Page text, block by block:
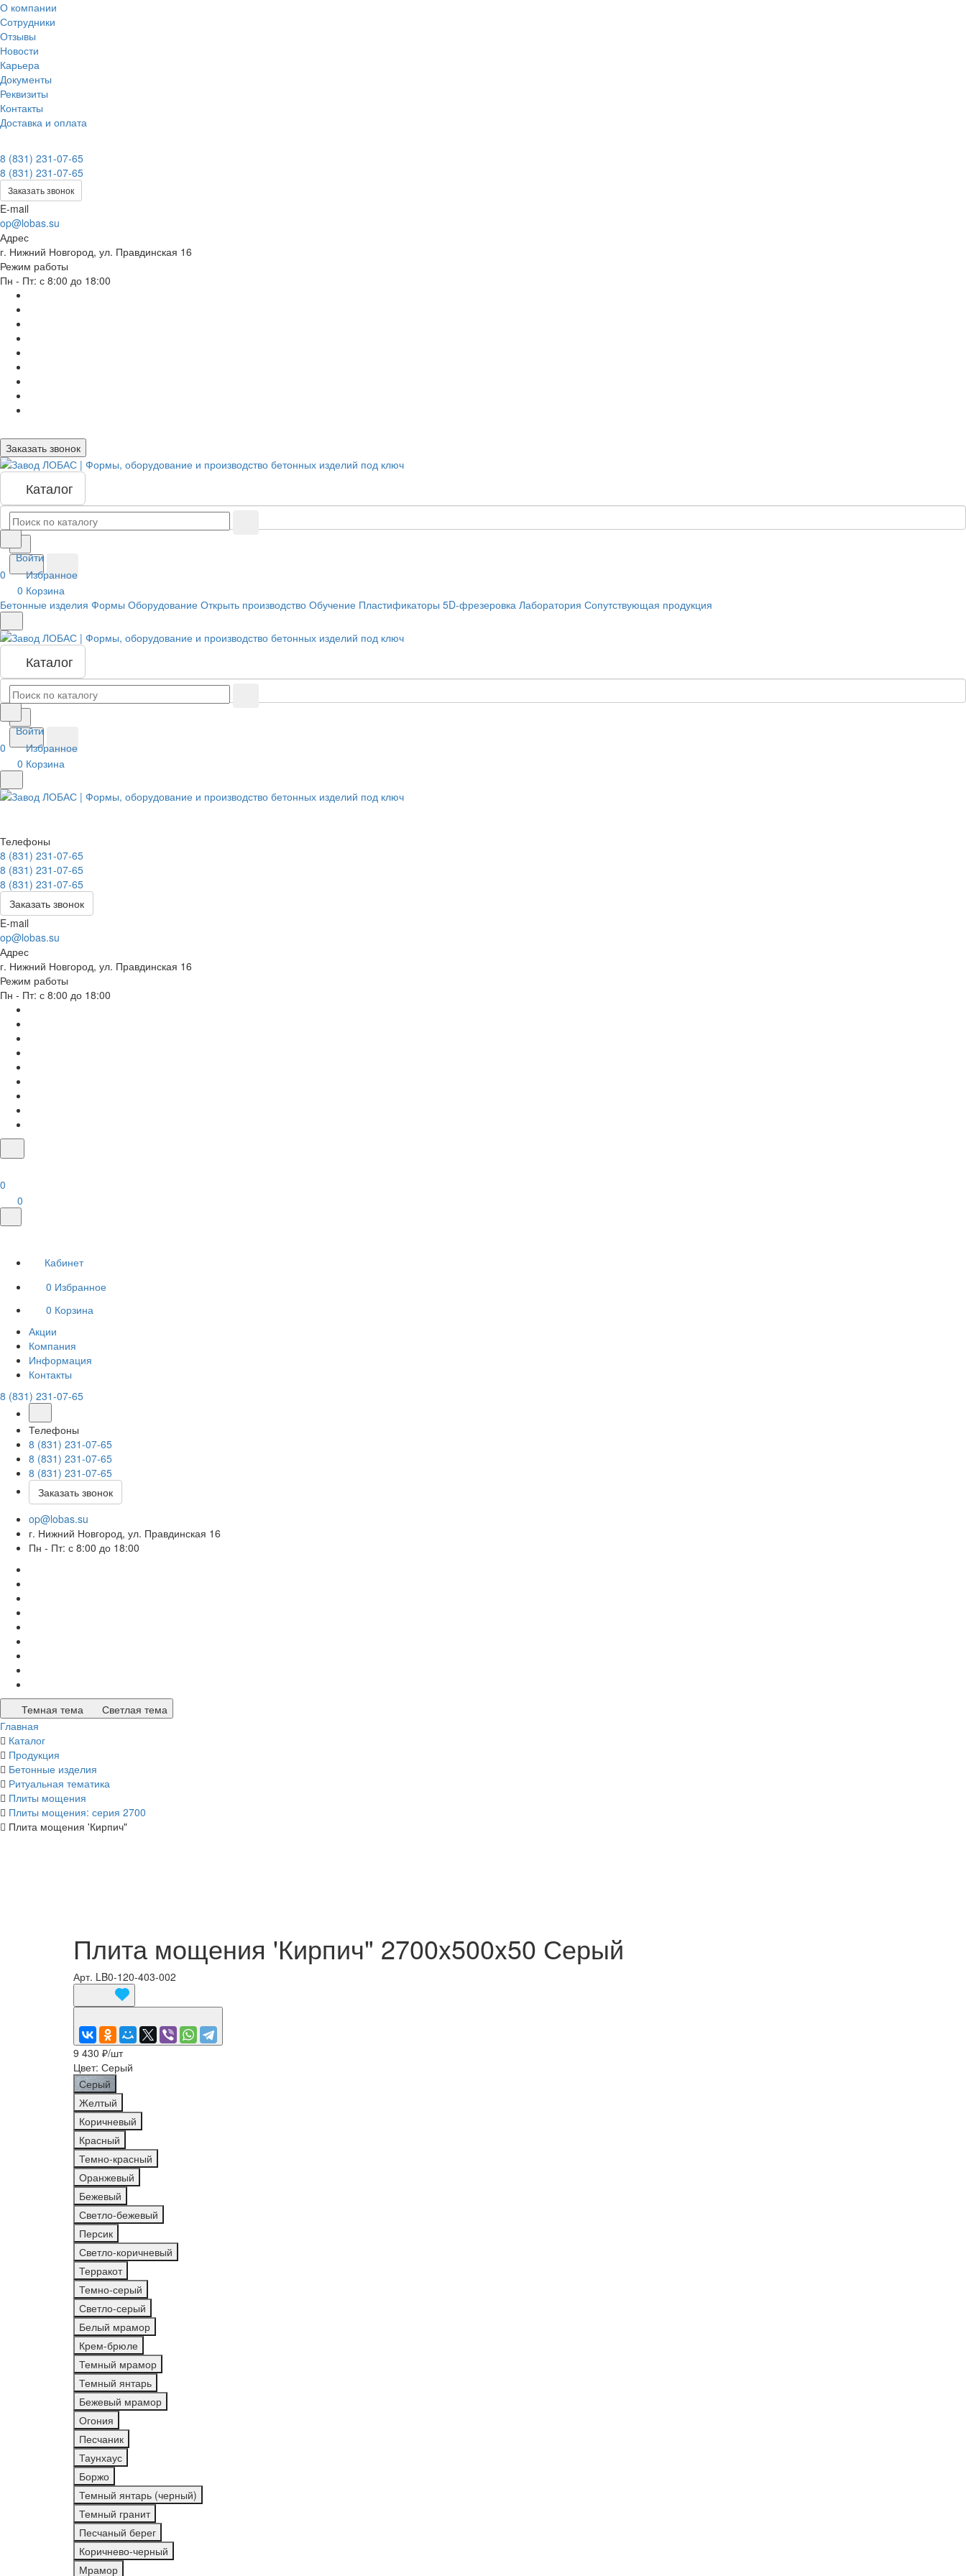
О компании
Сотрудники
Отзывы
Новости
Карьера
Документы
Реквизиты
Контакты
Доставка и оплата
8 (831) 231-07-65
8 (831) 231-07-65
Заказать звонок
E-mail
op@lobas.su
Адрес
г. Нижний Новгород, ул. Правдинская 16
Режим работы
Пн - Пт: с 8:00 до 18:00
Заказать звонок
Каталог
Войти
0
Избранное
0 Корзина
Бетонные изделия Формы Оборудование Открыть производство Обучение Пластификаторы 5D-фрезеровка Лаборатория Сопутствующая продукция
Каталог
Войти
0
Избранное
0 Корзина
Телефоны
8 (831) 231-07-65
8 (831) 231-07-65
8 (831) 231-07-65
Заказать звонок
E-mail
op@lobas.su
Адрес
г. Нижний Новгород, ул. Правдинская 16
Режим работы
Пн - Пт: с 8:00 до 18:00
0
0
Кабинет
0 Избранное
0 Корзина
Акции
Компания
Информация
Контакты
8 (831) 231-07-65
Телефоны
8 (831) 231-07-65
8 (831) 231-07-65
8 (831) 231-07-65
Заказать звонок
op@lobas.su
г. Нижний Новгород, ул. Правдинская 16
Пн - Пт: с 8:00 до 18:00
Темная тема
Светлая тема
Главная
Каталог
Продукция
Бетонные изделия
Ритуальная тематика
Плиты мощения
Плиты мощения: серия 2700
Плита мощения 'Кирпич"
Плита мощения 'Кирпич" 2700x500x50 Серый
Арт. LB0-120-403-002
9 430 ₽/шт
Цвет: Серый
Серый
Желтый
Коричневый
Красный
Темно-красный
Оранжевый
Бежевый
Светло-бежевый
Персик
Светло-коричневый
Терракот
Темно-серый
Светло-серый
Белый мрамор
Крем-брюле
Темный мрамор
Темный янтарь
Бежевый мрамор
Огония
Песчаник
Таунхаус
Боржо
Темный янтарь (черный)
Темный гранит
Песчаный берег
Коричнево-черный
Мрамор